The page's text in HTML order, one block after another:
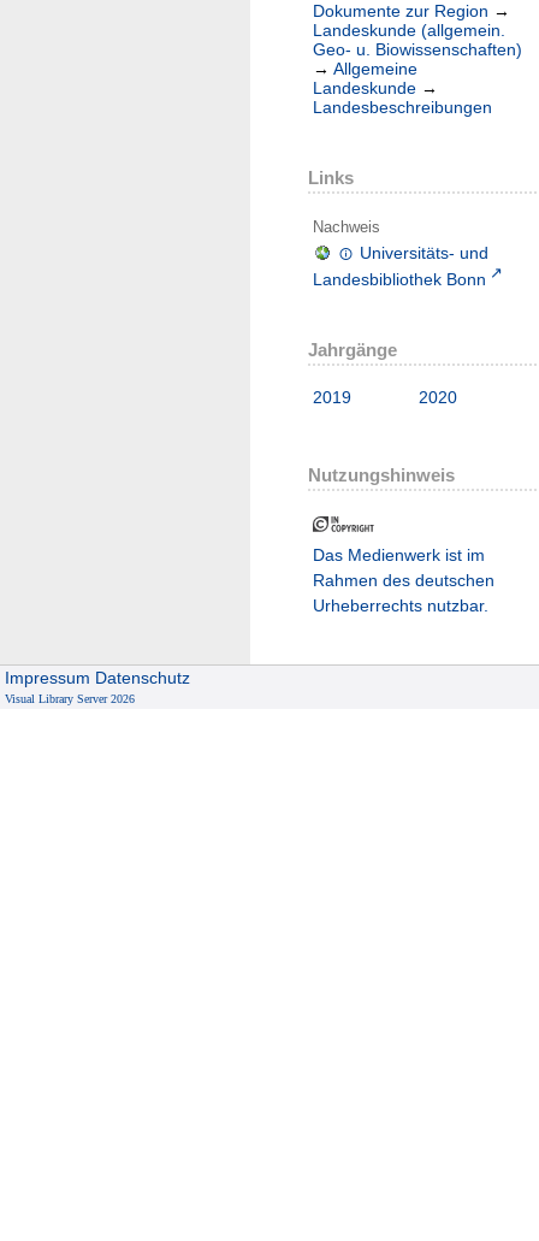
Dokumente zur Region →
Landeskunde (allgemein.
Geo- u. Biowissenschaften)
→ Allgemeine
Landeskunde →
Landesbeschreibungen
Links
Nachweis
Universitäts- und
Landesbibliothek Bonn
Jahrgänge
2019 2020
Nutzungshinweis
Das Medienwerk ist im
Rahmen des deutschen
Urheberrechts nutzbar.
Impressum Datenschutz
Visual Library Server 2026